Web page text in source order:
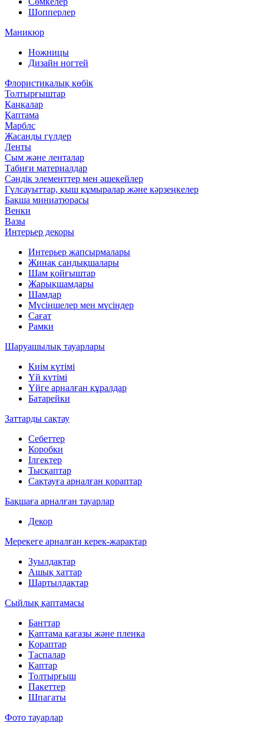
Шопперлер
Маникюр
Ножницы
Дизайн ногтей
Флористикалық көбік
Толтырғыштар
Қаңқалар
Қаптама
Марблс
Жасанды гүлдер
Ленты
Сым және ленталар
Табиғи материалдар
Сәндік элементтер мен әшекейлер
Гүлсауыттар, қыш құмыралар және кәрзеңкелер
Бақша миниатюрасы
Венки
Вазы
Интерьер декоры
Интерьер жапсырмалары
Жинақ сандықшалары
Шам қойғыштар
Жарықшамдары
Шамдар
Мүсіншелер мен мүсіндер
Сағат
Рамки
Шаруашылық тауарлары
Киім күтімі
Үй күтімі
Үйге арналған құралдар
Батарейки
Заттарды сақтау
Себеттер
Коробки
Ілгектер
Тысқаптар
Сақтауға арналған қораптар
Бақшаға арналған тауарлар
Декор
Мерекеге арналған керек-жарақтар
Зуылдақтар
Ашық хаттар
Шартылдақтар
Сыйлық қаптамасы
Банттар
Қаптама қағазы және пленка
Қораптар
Таспалар
Қаптар
Толтырғыш
Пакеттер
Шпагаты
Фото тауарлар